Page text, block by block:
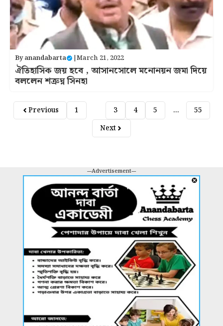
Byanandabarta |March 21, 2022
ঐতিহাসিক জয় হবে , আসানসোলে মনোনয়ন জমা দিয়ে
বললেন শত্রুঘ্ন সিনহা
Previous 1 3 4 5 …
55
Next
---Advertisement---